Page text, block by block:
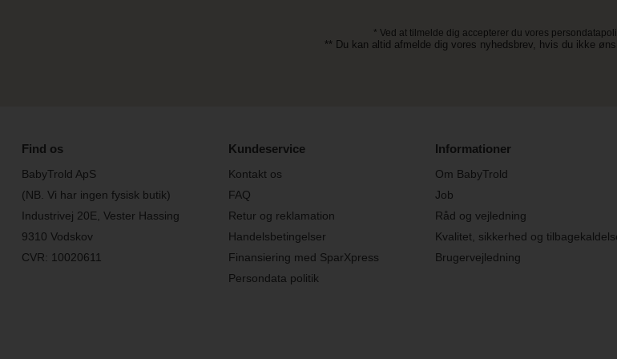
* Ved at tilmelde dig accepterer du vores
** Du kan altid afmelde dig vores nyhedsbrev, hvis du ikke
Find os
BabyTrold ApS
(NB. Vi har ingen fysisk butik)
Industrivej 20E, Vester Hassing
9310 Vodskov
CVR: 10020611
Kundeservice
Kontakt os
FAQ
Retur og reklamation
Handelsbetingelser
Finansiering med SparXpress
Persondata politik
Informationer
Om BabyTrold
Job
Råd og vejledning
Kvalitet, sikkerhed og
Brugervejledning